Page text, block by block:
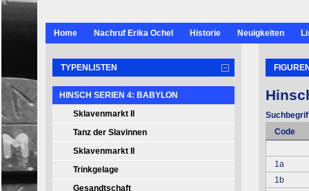
Home Nachruf Erika Ochel Historie Neuigkeiten
TYPENLISTEN
HINSCH SERIEN 4: BABYLON
Sklavenmarkt II
Tanz der Slavinnen
Sklavenmarkt II
Trinkgelage
Gesandtschaft
Code
1a
1b